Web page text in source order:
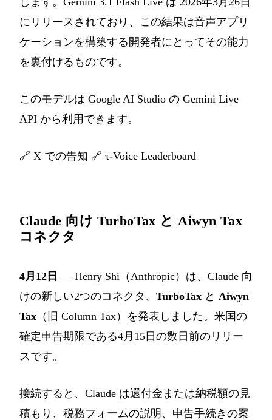
にリリースされており、この結果は音声アプリ
ケーションを構築する開発者にとってその能力
を裏付けるものです。
このモデルは Google AI Studio の Gemini Live
API から利用できます。
🔗 X での告知 🔗 τ-Voice Leaderboard
Claude 向け TurboTax と Aiwyn Tax
コネクタ
4月12日 — Henry Shi（Anthropic）は、Claude 向
けの新しい2つのコネクタ、 TurboTax と Aiwyn
Tax （旧 Column Tax）を発表しました。米国の
確定申告期限である4月15日の数日前のリリー
スです。
接続すると、Claude は還付金または納税額の見
積もり、税務フォームの説明、申告手続きの案